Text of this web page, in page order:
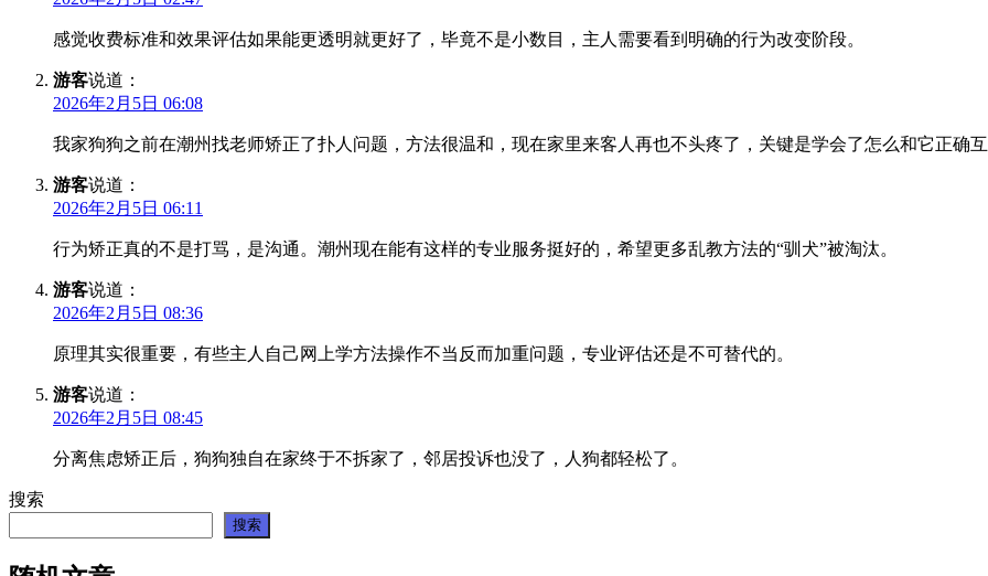
感觉收费标准和效果评估如果能更透明就更好了，毕竟不是小数目，主人需要看到明确的行为改变阶段。
游客说道：
2026年2月5日 06:08
我家狗狗之前在潮州找老师矫正了扑人问题，方法很温和，现在家里来客人再也不头疼了，关键是学会了怎么和它正确
游客说道：
2026年2月5日 06:11
行为矫正真的不是打骂，是沟通。潮州现在能有这样的专业服务挺好的，希望更多乱教方法的“驯犬”被淘汰。
游客说道：
2026年2月5日 08:36
原理其实很重要，有些主人自己网上学方法操作不当反而加重问题，专业评估还是不可替代的。
游客说道：
2026年2月5日 08:45
分离焦虑矫正后，狗狗独自在家终于不拆家了，邻居投诉也没了，人狗都轻松了。
搜索
搜索